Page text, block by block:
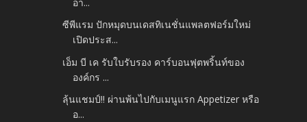
ซีพีแรม ปักหมุดบนเดสทิเนชั่นแพลตฟอร์มใหม่
เปิดประส...
เอ็ม บี เค รับใบรับรอง คาร์บอนฟุตพริ้นท์ของ
องค์กร ...
ลุ้นแชมป์!! ผ่านพ้นไปกับเมนูแรก Appetizer หรือ
อ...